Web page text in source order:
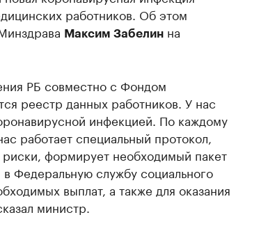
работников. Об этом
Максим Забелинна
РБ совместно с Фондом
реестр данных работников. У нас
инфекцией. По каждому
работает специальный протокол,
формирует необходимый пакет
Федеральную службу социального
выплат, а также для оказания
министр.